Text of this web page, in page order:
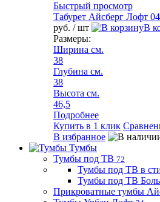
Быстрый просмотр
Табурет Айсберг Лофт
руб. / шт
В
Размеры:
Ширина см.
38
Глубина см.
38
Высота см.
46,5
Подробнее
Купить в 1 клик
В избранное
Тумбы
Тумбы под ТВ 72
Тумбы под ТВ в
Тумбы под ТВ
Прикроватные тумбы